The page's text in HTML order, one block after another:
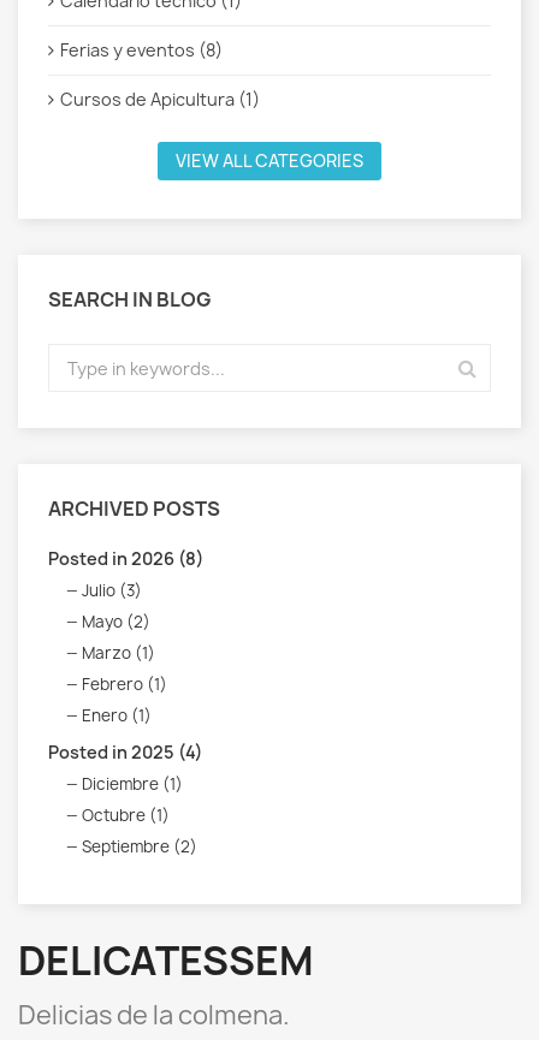
Ferias y eventos (8)
Cursos de Apicultura (1)
VIEW ALL CATEGORIES
SEARCH IN BLOG
ARCHIVED POSTS
Posted in 2026 (8)
Julio (3)
Mayo (2)
Marzo (1)
Febrero (1)
Enero (1)
Posted in 2025 (4)
Diciembre (1)
Octubre (1)
Septiembre (2)
DELICATESSEM
Delicias de la colmena.